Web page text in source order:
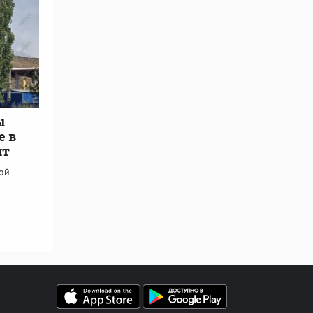
в